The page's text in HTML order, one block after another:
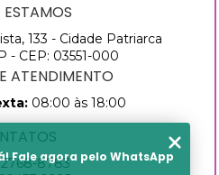
133 - Cidade Patriarca
- CEP: 03551-000
ATENDIMENTO
08:00 às 18:00
2768-8783
Fale agora pelo WhatsApp